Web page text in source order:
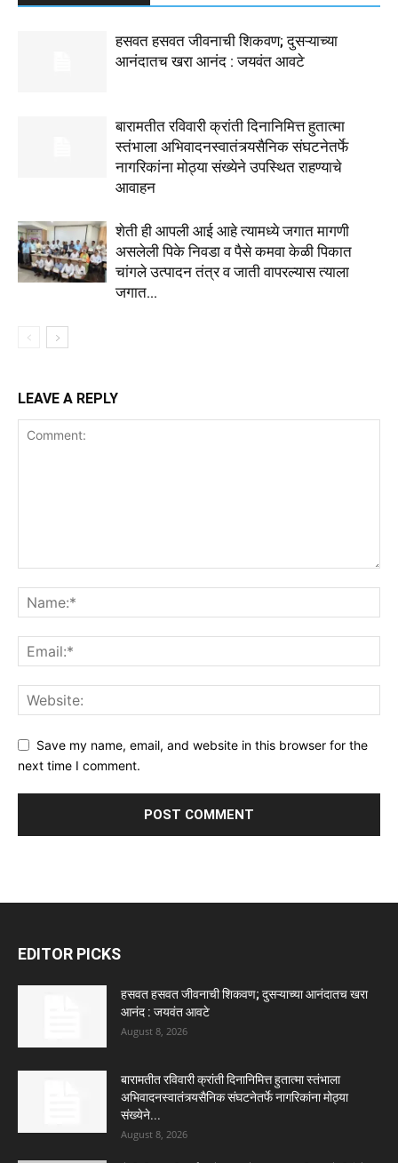
हसवत हसवत जीवनाची शिकवण; दुसऱ्याच्या
आनंदातच खरा आनंद : जयवंत आवटे
बारामतीत रविवारी क्रांती दिनानिमित्त हुतात्मा
स्तंभाला अभिवादनस्वातंत्र्यसैनिक संघटनेतर्फे
नागरिकांना मोठ्या संख्येने उपस्थित राहण्याचे
आवाहन
शेती ही आपली आई आहे त्यामध्ये जगात मागणी
असलेली पिके निवडा व पैसे कमवा केळी पिकात
चांगले उत्पादन तंत्र व जाती वापरल्यास त्याला
जगात...
LEAVE A REPLY
Save my name, email, and website in this browser for the
next time I comment.
EDITOR PICKS
हसवत हसवत जीवनाची शिकवण; दुसऱ्याच्या आनंदातच खरा
आनंद : जयवंत आवटे
August 8, 2026
बारामतीत रविवारी क्रांती दिनानिमित्त हुतात्मा स्तंभाला
अभिवादनस्वातंत्र्यसैनिक संघटनेतर्फे नागरिकांना मोठ्या
संख्येने...
August 8, 2026